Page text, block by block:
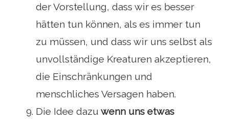
der Vorstellung, dass wir es besser
hätten tun können, als es immer tun
zu müssen, und dass wir uns selbst als
unvollständige Kreaturen akzeptieren,
die Einschränkungen und
menschliches Versagen haben.
Die Idee dazu wenn uns etwas